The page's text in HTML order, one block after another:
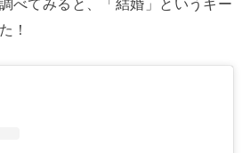
べてみると、「結婚」というキー
！